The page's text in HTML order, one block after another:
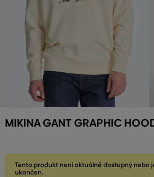
MIKINA GANT GRAPHIC
Tento produkt není aktuálně dostupný nebo
ukončen.